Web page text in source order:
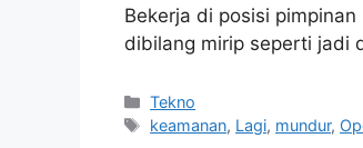
Bekerja di posisi
dibilang mirip seperti jadi
Kategori
Tekno
Tag
keamanan, Lagi, mundur,